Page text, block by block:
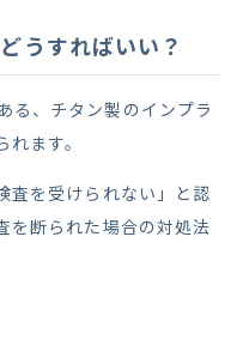
うすればいい？
る、チタン製のインプラ
ます。
査を受けられない」と認
を断られた場合の対処法